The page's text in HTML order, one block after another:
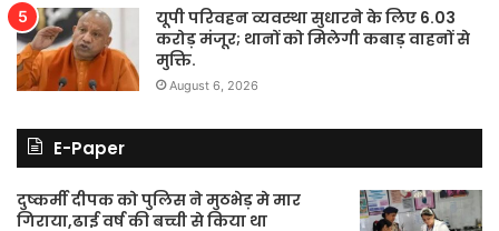
यूपी परिवहन व्यवस्था सुधारने के लिए 6.03
करोड़ मंजूर; थानों को मिलेगी कबाड़ वाहनों से
मुक्ति.
August 6, 2026
E-Paper
दुष्कर्मी दीपक को पुलिस ने मुठभेड़ मे मार
गिराया,ढाई वर्ष की बच्ची से किया था